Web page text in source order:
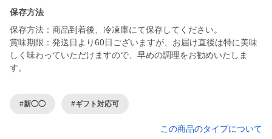
保存方法
保存方法：商品到着後、冷凍庫にて保存してください。
賞味期限：発送日より60日ございますが、お届け直後は特に美味
しく味わっていただけますので、早めの調理をお勧めいたしま
す。
#新◯◯ #ギフト対応可
この商品のタイプについて